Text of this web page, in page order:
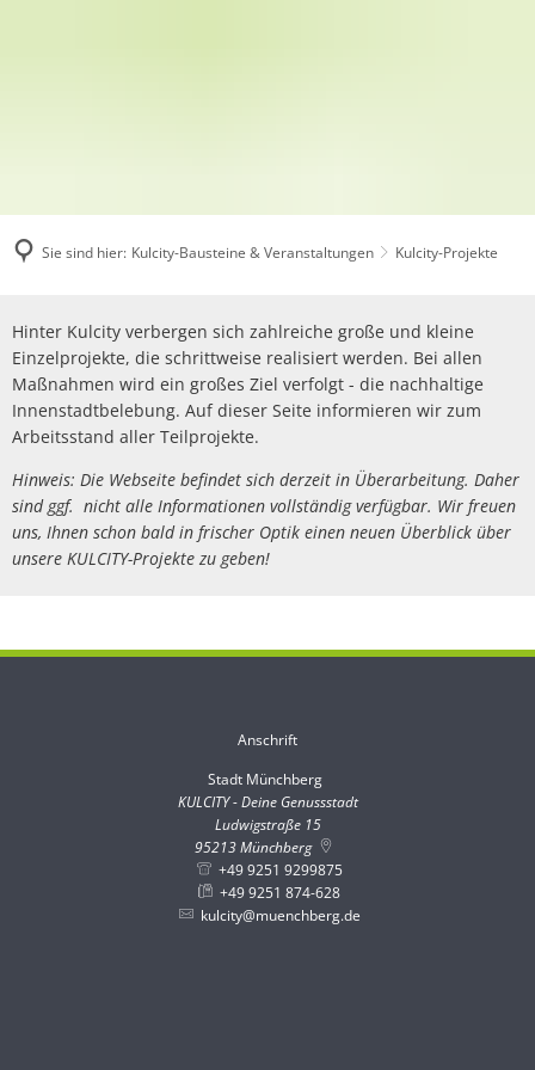
Sie sind hier: Kulcity-Bausteine & Veranstaltungen Kulcity-Projekte
Kulcity-
Projekte
Hinter Kulcity verbergen sich zahlreiche große und kleine
Einzelprojekte, die schrittweise realisiert werden. Bei allen
Maßnahmen wird ein großes Ziel verfolgt - die nachhaltige
Innenstadtbelebung. Auf dieser Seite informieren wir zum
Arbeitsstand aller Teilprojekte.
Hinweis: Die Webseite befindet sich derzeit in Überarbeitung. Daher
sind ggf. nicht alle Informationen vollständig verfügbar. Wir freuen
uns, Ihnen schon bald in frischer Optik einen neuen Überblick über
unsere KULCITY-Projekte zu geben!
Anschrift
Stadt Münchberg
KULCITY - Deine Genussstadt
Ludwigstraße 15
95213Münchberg
+49 9251 9299875
+49 9251 874-628
kulcity@muenchberg.de